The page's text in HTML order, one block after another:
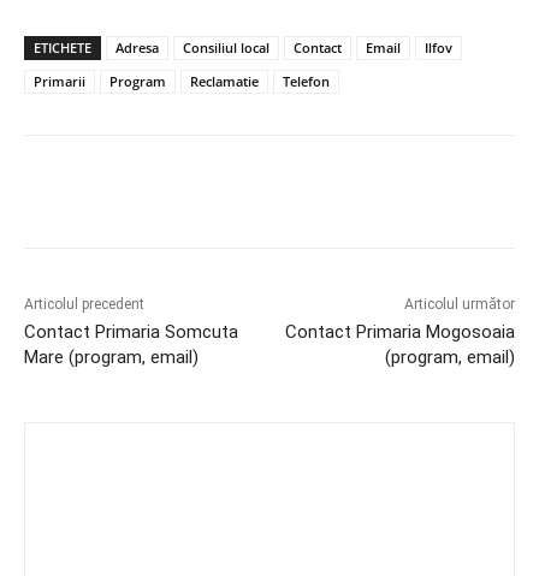
ETICHETE Adresa Consiliul local Contact Email
Ilfov
Primarii
Program Reclamatie Telefon
Articolul precedent
Contact Primaria Somcuta
Mare (program, email)
Articolul următor
Contact Primaria Mogosoaia
(program, email)